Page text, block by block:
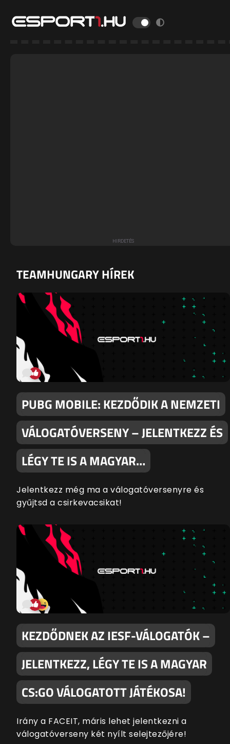
TEAMHUNGARY HÍREK
PUBG MOBILE: KEZDŐDIK A NEMZETI
VÁLOGATÓVERSENY – JELENTKEZZ ÉS
LÉGY TE IS A MAGYAR…
Jelentkezz még ma a válogatóversenyre és
gyűjtsd a csirkevacsikat!
KEZDŐDNEK AZ IESF-VÁLOGATÓK –
JELENTKEZZ, LÉGY TE IS A MAGYAR
CS:GO VÁLOGATOTT JÁTÉKOSA!
Irány a FACEIT, máris lehet jelentkezni a
válogatóverseny két nyílt selejtezőjére!